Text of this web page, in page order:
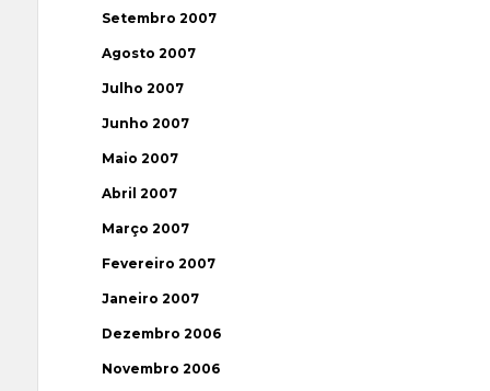
Setembro 2007
Agosto 2007
Julho 2007
Junho 2007
Maio 2007
Abril 2007
Março 2007
Fevereiro 2007
Janeiro 2007
Dezembro 2006
Novembro 2006